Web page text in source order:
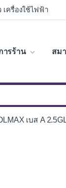
เครื่องใช้ไฟฟ้า
ารร้าน สม
เบส A